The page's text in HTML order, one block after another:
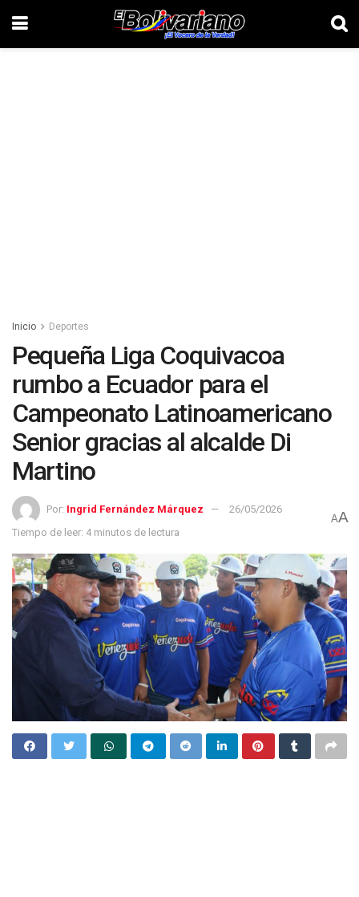
Inicio Deportes
Pequeña Liga Coquivacoa
rumbo a Ecuador para el
Campeonato Latinoamericano
Senior gracias al alcalde Di
Martino
Por: Ingrid Fernández Márquez
26/05/2026
Tiempo de leer: 4 minutos de lectura
AA